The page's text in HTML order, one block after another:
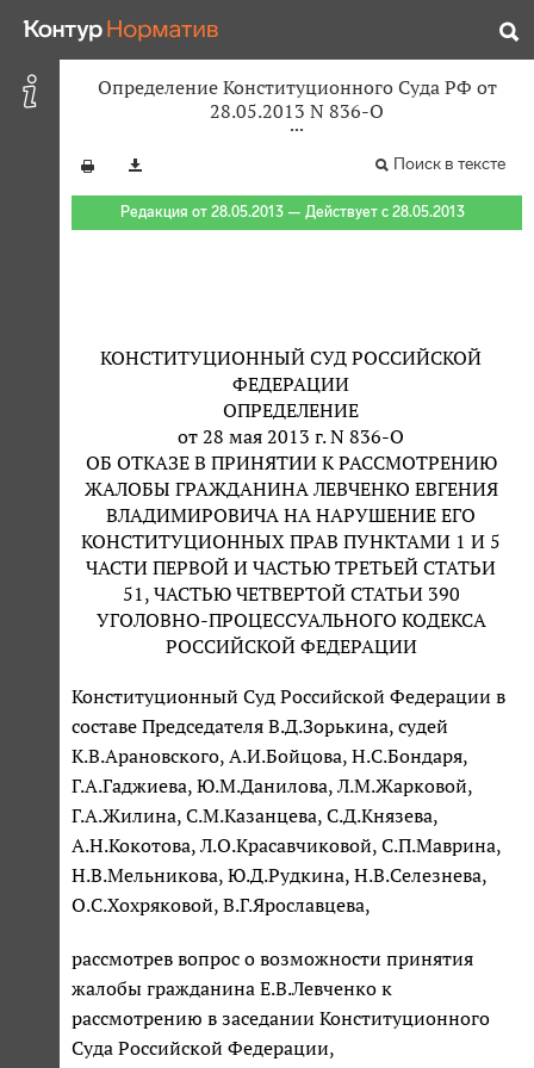
Определение Конституционного Суда РФ от
28.05.2013 N 836-О
Поиск в тексте
Редакция от 28.05.2013 — Действует с 28.05.2013
КОНСТИТУЦИОННЫЙ СУД РОССИЙСКОЙ
ФЕДЕРАЦИИ
ОПРЕДЕЛЕНИЕ
от 28 мая 2013 г. N 836-О
ОБ ОТКАЗЕ В ПРИНЯТИИ К РАССМОТРЕНИЮ
ЖАЛОБЫ ГРАЖДАНИНА ЛЕВЧЕНКО ЕВГЕНИЯ
ВЛАДИМИРОВИЧА НА НАРУШЕНИЕ ЕГО
КОНСТИТУЦИОННЫХ ПРАВ ПУНКТАМИ 1 И 5
ЧАСТИ ПЕРВОЙ И ЧАСТЬЮ ТРЕТЬЕЙ СТАТЬИ
51, ЧАСТЬЮ ЧЕТВЕРТОЙ СТАТЬИ 390
УГОЛОВНО-ПРОЦЕССУАЛЬНОГО КОДЕКСА
РОССИЙСКОЙ ФЕДЕРАЦИИ
Конституционный Суд Российской Федерации в
составе Председателя В.Д.Зорькина, судей
К.В.Арановского, А.И.Бойцова, Н.С.Бондаря,
Г.А.Гаджиева, Ю.М.Данилова, Л.М.Жарковой,
Г.А.Жилина, С.М.Казанцева, С.Д.Князева,
А.Н.Кокотова, Л.О.Красавчиковой, С.П.Маврина,
Н.В.Мельникова, Ю.Д.Рудкина, Н.В.Селезнева,
О.С.Хохряковой, В.Г.Ярославцева,
рассмотрев вопрос о возможности принятия
жалобы гражданина Е.В.Левченко к
рассмотрению в заседании Конституционного
Суда Российской Федерации,